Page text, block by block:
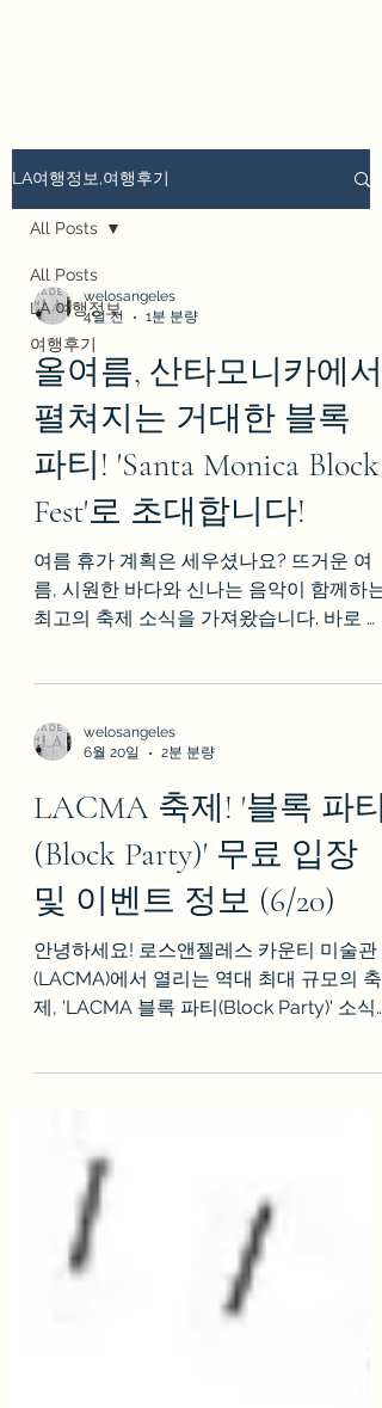
LA여행정보,여행후기
All Posts
LA 여행정보
여행후기
All Posts
welosangeles
4일 전
1분 분량
올여름, 산타모니카에서
펼쳐지는 거대한 블록
파티! 'Santa Monica Block
Fest'로 초대합니다!
여름 휴가 계획은 세우셨나요? 뜨거운 여
름, 시원한 바다와 신나는 음악이 함께하는
최고의 축제 소식을 가져왔습니다. 바로 캘
[행사 정보 한눈에 보기] 일시: 2026년 8월
8일 토요일 시간: 오후 5:00 - 자정 12:00 장
소: Third Street Promenade, Santa
Monica 입장료: 무료 (Free Admission) ​
[Santa Monica Block Fest, 무엇을 즐길 수
있나요?] 다운타운 산타모니카의 3개 블록
이 거대한 여름 파티장으로 변신합니다! 신
펼쳐지는 DJ들의 신나는 음악에 몸을 맡겨
보세요. 야시장 & 푸드 트럭: 20개가 넘는
다양한 벤더들이 참여하는 야시장에서 맛
welosangeles
6월 20일
2분 분량
LACMA 축제! '블록 파티
(Block Party)' 무료 입장
및 이벤트 정보 (6/20)
안녕하세요! 로스앤젤레스 카운티 미술관
(LACMA)에서 열리는 역대 최대 규모의 축
제, 'LACMA 블록 파티(Block Party)' 소식
일부 구간을 통제하고 대대적인 축제를 개
최한다고 합니다. 전관 무료 입장과 함께 다
채로운 행사가 준비되어 있으니 주말 나들
이 계획에 참고하세요! ■ 행사 개요 일시:
2026년 6월 20일 토요일, 오전 10시 ~ 오후
7시 장소: LACMA 및 윌셔 블루버드
(Curson부터 Fairfax 구간 도로 통제) 비용: